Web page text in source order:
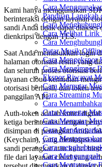
Cara
Panduan Langkah
Cara
Cara Melihat Lirik
Cara
Putar Musik
Cara
Cara Mengimpor
Ekspor Riwayat
Cara Memutar
Cara Streaming
Cara
Cara Memutar
Cara Memutar
Cara
Cara
Cara
Cara
Cara Mentransfer
Kami hanya menggunakan
berinteraksi dengan layanan
sandi Anda tidak dapat
dienkripsi dengan TLS.
Saat Anda memasukkan login
halaman otorisasi resmi yang
dan seluruh proses otorisasi
layanan cloud kemudian
otorisasi berhasil, dan token
panggilan API.
Auth-token adalah kunci
ketiga berinteraksi dengan
disimpan di perangkat Anda
(Keychain), yang dienkripsi
sandi perangkat atau kunci
file dari layanan cloud yang